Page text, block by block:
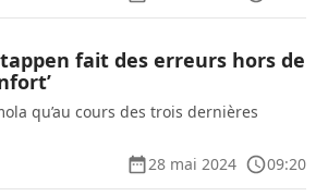
fait des erreurs hors de
qu’au cours des trois dernières
28 mai 2024
09:20